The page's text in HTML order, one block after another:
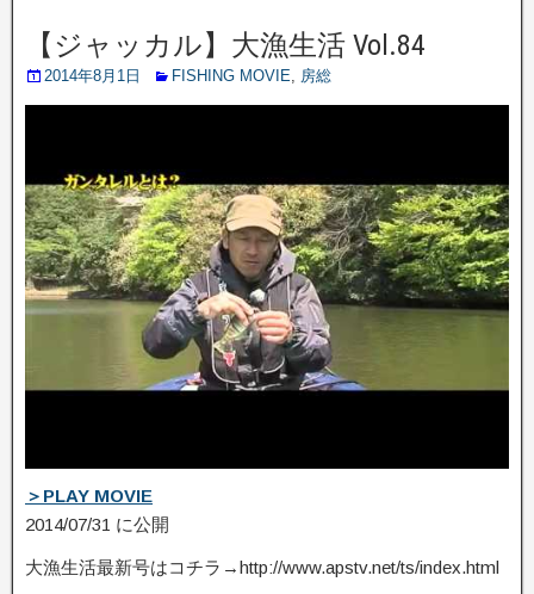
【ジャッカル】大漁生活 Vol.84
2014年8月1日 FISHING MOVIE, 房総
＞PLAY MOVIE
2014/07/31 に公開
大漁生活最新号はコチラ→http://www.apstv.net/ts/index.html